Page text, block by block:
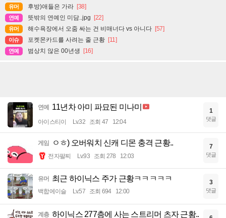
유머 후방)애들은 가라 [38]
연예 뜻밖의 연예인 미담..jpg [22]
유머 해수욕장에서 오줌 싸는 건 비매너다 vs 아니다 [57]
이슈 포켓몬카드를 사려는 줄 근황 [11]
연예 범상치 않은 00년생 [16]
연예 11년차 아미 파묘된 미나미
아이스티이 Lv.32 조회 47 12:04
1
댓글
게임 ㅇㅎ) 오버워치 신캐 디몬 충격 근황..
전자팔찌 Lv.93 조회 278 12:03
7
댓글
유머 최근 하이닉스 주가 근황ㅋㅋㅋㅋㅋ
백합에이슬 Lv.57 조회 694 12:00
3
댓글
계층 하이닉스 277층에 사는 스트리머 츠자 근황..